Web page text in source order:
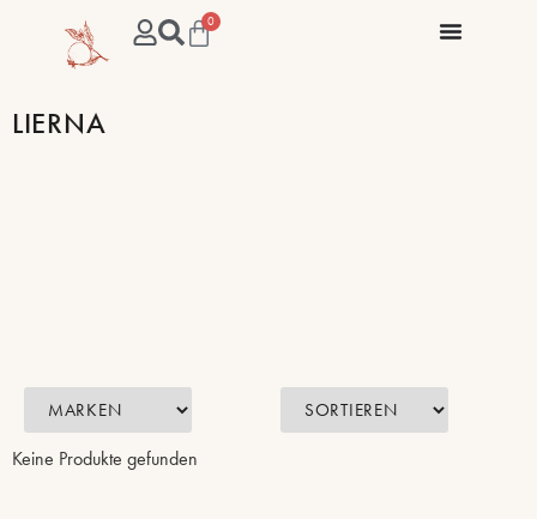
0
LIERNA
Keine Produkte gefunden